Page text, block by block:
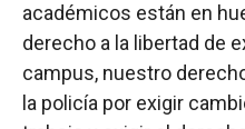
académicos están en
derecho a la libertad de
campus, nuestro
la policía por exigir